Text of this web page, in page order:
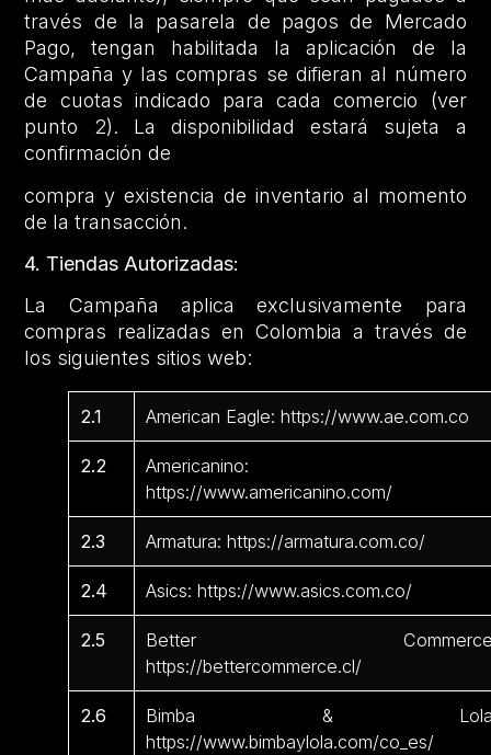
través de la pasarela de pagos de Mercado
Pago, tengan habilitada la aplicación de la
Campaña y las compras se difieran al número
de cuotas indicado para cada comercio (ver
punto 2). La disponibilidad estará sujeta a
confirmación de
compra y existencia de inventario al momento
de la transacción.
4. Tiendas Autorizadas:
La Campaña aplica exclusivamente para
compras realizadas en Colombia a través de
los siguientes sitios web:
2.1 American Eagle: https://www.ae.com.co
2.2
Americanino:
https://www.americanino.com/
2.3 Armatura: https://armatura.com.co/
2.4 Asics: https://www.asics.com.co/
2.5
Better
https://bettercommerce.cl/
2.6
Bimba &
https://www.bimbaylola.com/co_es/